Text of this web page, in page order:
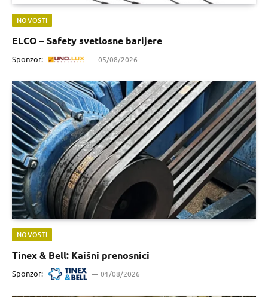
NOVOSTI
ELCO – Safety svetlosne barijere
Sponzor: 05/08/2026
NOVOSTI
Tinex & Bell: Kaišni prenosnici
Sponzor: 01/08/2026